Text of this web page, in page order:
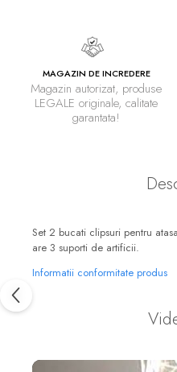
MAGAZIN DE INCREDERE
Magazin autorizat, produse
LEGALE originale, calitate
garantata!
Set 2 bucati clipsuri pentru
are 3 suporti de artificii.
Informatii conformitate produs